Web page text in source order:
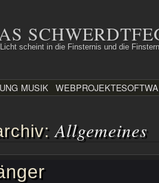
scheint in die Finsternis und die
MUSIK WEBPROJEKTE
Allgemeines